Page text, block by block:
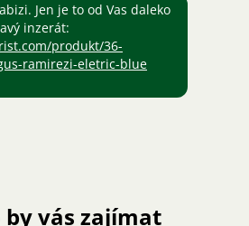
Jen je to od Vas daleko
inzerát:
produkt/36-
ramirezi-eletric-blue
by vás zajímat